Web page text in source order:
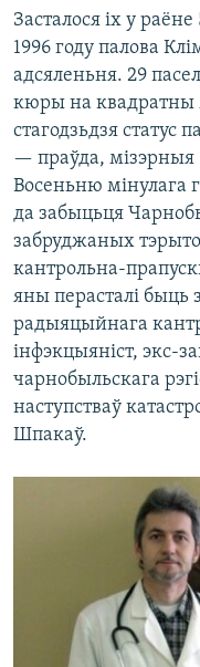
Засталося іх у
1996 году палова
адсяленьня. 29
кюры на квадратны
стагодзьдзя статус
— праўда,
Восеньню мінулага
да забыцьця
забруджаных
кантрольна-
яны перасталі
радыяцыйнага
інфэкцыяніст, экс-
чарнобыльскага
наступстваў
Шпакаў.